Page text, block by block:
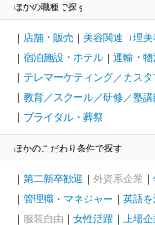
ほかの職種で探す
店舗・販売 美容関連（理美
宿泊施設・ホテル
運輸・物
テレマーケティング／カス
教育／スクール／研修／塾
ブライダル・葬祭
ほかのこだわり条件で探す
第二新卒歓迎 外資系企業
管理職・マネジャー
英語
服装自由
女性活躍 上場